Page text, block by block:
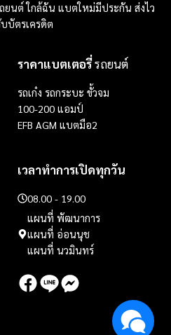
ยนต์ ใกล้ฉัน แบตใหม่มีประกัน ส่งไว
บัตรเครดิต
ราคาแบตเตอรี่รถยนต์
รถเก๋ง รถกระบะ ขั้วจม
100-200 แอมป์
EFB AGM แบตมือ2
เวลาทำการเปิดทุกวัน
08.00 - 19.00
แผนที่ พัฒนาการ
แผนที่ อ่อนนุช
แผนที่ นวมินทร์